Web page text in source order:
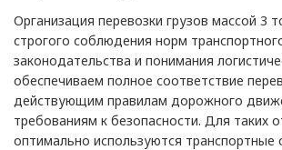
Организация перевозки грузов массой 3
строгого соблюдения норм
законодательства и понимания
обеспечиваем полное соответствие
действующим правилам дорожного
требованиям к безопасности. Для таких
оптимально используются транспортные